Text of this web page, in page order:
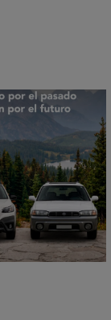
subarues
Ago 3